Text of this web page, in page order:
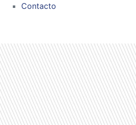
Contacto